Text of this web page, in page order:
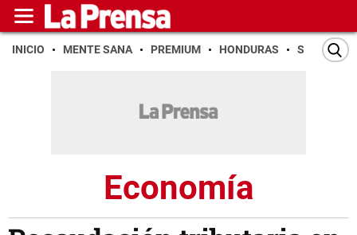
INICIO MENTE SANA PREMIUM HONDURAS SAN PEDRO
Economía